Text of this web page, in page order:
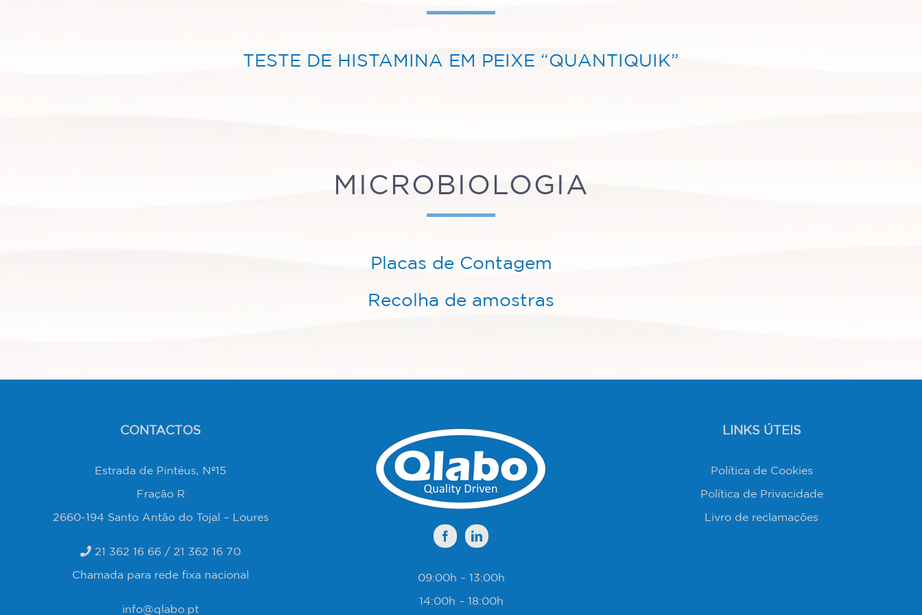
TESTE DE HISTAMINA EM PEIXE “QUANTIQUIK”
MICROBIOLOGIA
Placas de Contagem
Recolha de amostras
CONTACTOS
Estrada de Pintéus, Nº15
Fração R
2660-194 Santo Antão do Tojal – Loures
21 362 16 66 / 21 362 16 70
Chamada para rede fixa nacional
info@qlabo.pt
09:00h – 13:00h
14:00h – 18:00h
LINKS ÚTEIS
Política de Cookies
Política de Privacidade
Livro de reclamações